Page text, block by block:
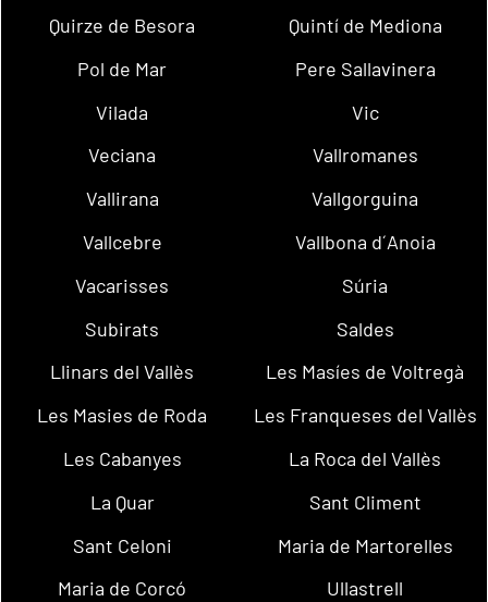
Quirze de Besora
Quintí de Mediona
Pol de Mar
Pere Sallavinera
Vilada
Vic
Veciana
Vallromanes
Vallirana
Vallgorguina
Vallcebre
Vallbona d´Anoia
Vacarisses
Súria
Subirats
Saldes
Llinars del Vallès
Les Masíes de Voltregà
Les Masies de Roda
Les Franqueses del Vallès
Les Cabanyes
La Roca del Vallès
La Quar
Sant Climent
Sant Celoni
Maria de Martorelles
Maria de Corcó
Ullastrell